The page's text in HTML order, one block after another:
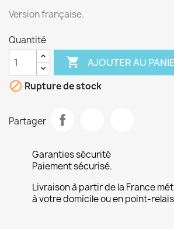
Version française.
Quantité
 AJOUTER AU
 Rupture de stock
Partager
Garanties sécurité
Paiement sécurisé.
Livraison à partir de la France
à votre domicile ou en point-